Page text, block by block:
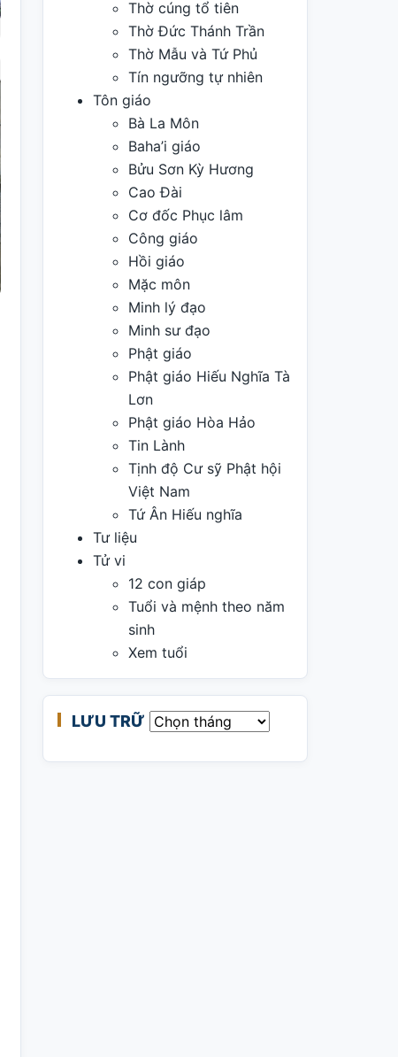
Thờ cúng tổ tiên
Thờ Đức Thánh Trần
Thờ Mẫu và Tứ Phủ
Tín ngưỡng tự nhiên
Tôn giáo
Bà La Môn
Baha’i giáo
Bửu Sơn Kỳ Hương
Cao Đài
Cơ đốc Phục lâm
Công giáo
Hồi giáo
Mặc môn
Minh lý đạo
Minh sư đạo
Phật giáo
Phật giáo Hiếu Nghĩa Tà
Lơn
Phật giáo Hòa Hảo
Tin Lành
Tịnh độ Cư sỹ Phật hội
Việt Nam
Tứ Ân Hiếu nghĩa
Tư liệu
Tử vi
12 con giáp
Tuổi và mệnh theo năm
sinh
Xem tuổi
LƯU TRỮ Lưu trữ